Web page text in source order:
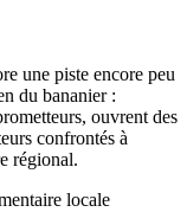
une piste encore peu
du bananier :
ouvrent des
confrontés à
régional.
locale